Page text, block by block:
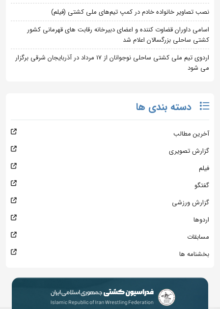
نصب تصاویر خانواده خادم در کمپ تیم‌های ملی کشتی (فیلم)
اسامی داوران قضاوت کننده و اعضای دبیرخانه رقابت های قهرمانی کشور
کشتی ساحلی بزرگسالان اعلام شد
اردوی تیم ملی کشتی ساحلی نوجوانان از 17 مرداد در آذربایجان شرقی برگزار
می شود
دسته بندی ها
آخرین مطالب
گزارش تصویری
فیلم
گفتگو
گزارش ورزشی
اردوها
مسابقات
بخشنامه ها